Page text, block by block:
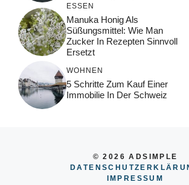
ESSEN
Manuka Honig Als
Süßungsmittel: Wie Man
Zucker In Rezepten Sinnvoll
Ersetzt
WOHNEN
5 Schritte Zum Kauf Einer
Immobilie In Der Schweiz
© 2026 ADSIMPLE
IMPRESSUM